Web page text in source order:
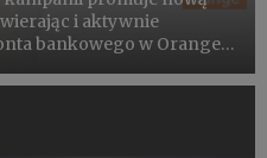
i aktywnie
bankowego w Orange
influencer – Bartek